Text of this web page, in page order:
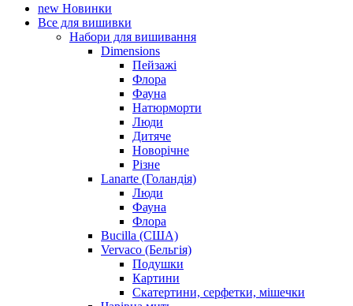
new Новинки
Все для вишивки
Набори для вишивання
Dimensions
Пейзажі
Флора
Фауна
Натюрморти
Люди
Дитяче
Новорічне
Різне
Lanarte (Голандія)
Люди
Фауна
Флора
Bucilla (США)
Vervaco (Бельгія)
Подушки
Картини
Скатертини, серфетки, мішечки